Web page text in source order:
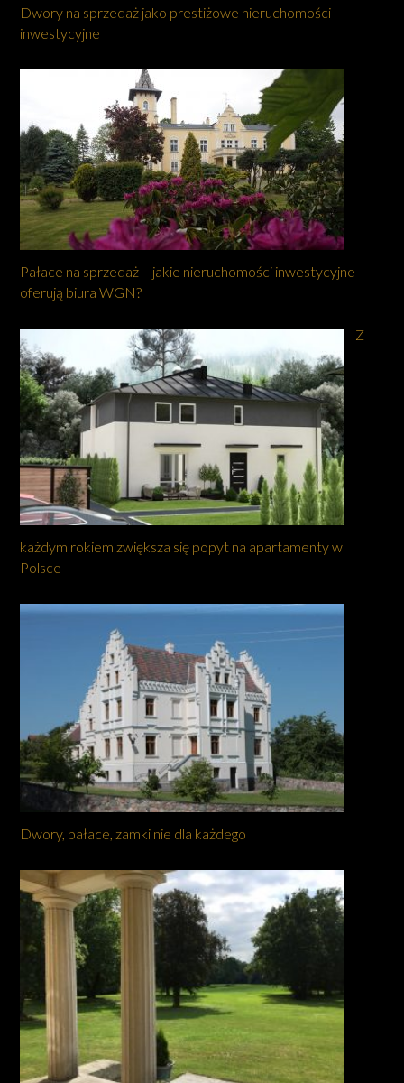
Dwory na sprzedaż jako prestiżowe nieruchomości
inwestycyjne
Pałace na sprzedaż – jakie nieruchomości inwestycyjne
oferują biura WGN?
Z
każdym rokiem zwiększa się popyt na apartamenty w
Polsce
Dwory, pałace, zamki nie dla każdego